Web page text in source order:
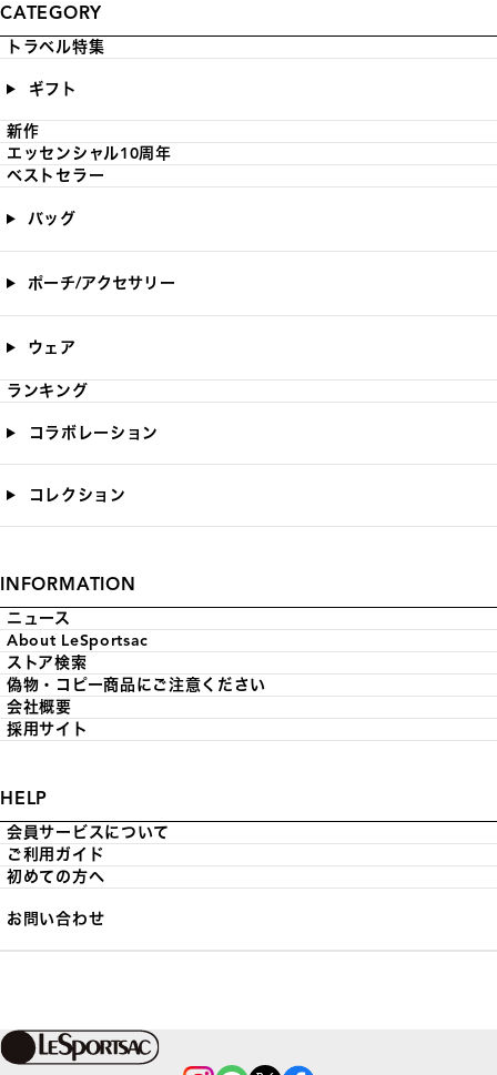
CATEGORY
トラベル特集
ギフト
新作
エッセンシャル10周年
ベストセラー
バッグ
ポーチ/アクセサリー
ウェア
ランキング
コラボレーション
コレクション
INFORMATION
ニュース
About LeSportsac
ストア検索
偽物・コピー商品にご注意ください
会社概要
採用サイト
HELP
会員サービスについて
ご利用ガイド
初めての方へ
お問い合わせ